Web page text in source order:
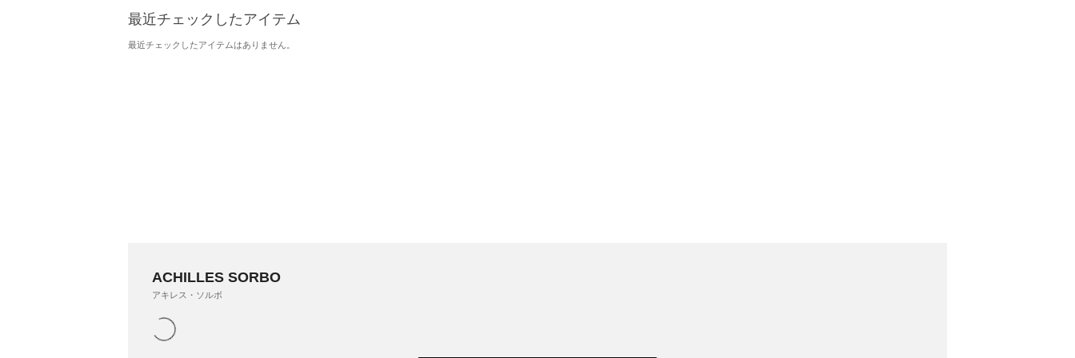
最近チェックしたアイテム
最近チェックしたアイテムはありません。
ACHILLES SORBO
アキレス・ソルボ